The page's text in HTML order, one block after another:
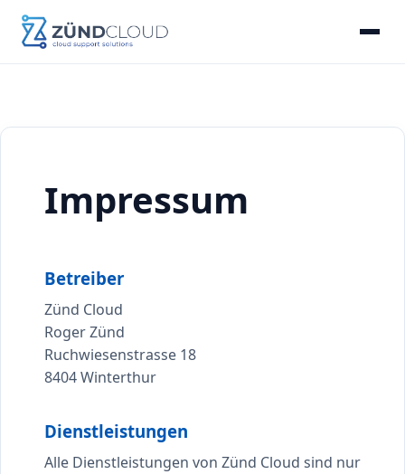
Dienstleistungen
Impressum
Betreiber
Zünd Cloud
Roger Zünd
Ruchwiesenstrasse 18
8404 Winterthur
Dienstleistungen
Alle Dienstleistungen von Zünd Cloud sind nur